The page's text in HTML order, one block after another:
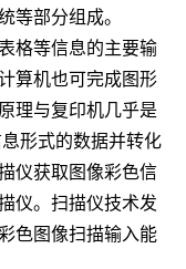
等部分组成。
格等信息的主要输
算机也可完成图形
理与复印机几乎是
形式的数据并转化
仪获取图像彩色信
仪。扫描仪技术发
色图像扫描输入能